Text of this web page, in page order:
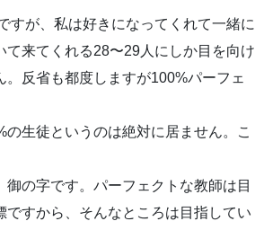
すが、私は好きになってくれて一緒に
来てくれる28〜29人にしか目を向け
反省も都度しますが100%パーフェ
生徒というのは絶対に居ません。こ
の字です。パーフェクトな教師は目
すから、そんなところは目指してい